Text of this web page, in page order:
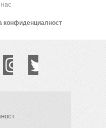
нас
конфиденциалност